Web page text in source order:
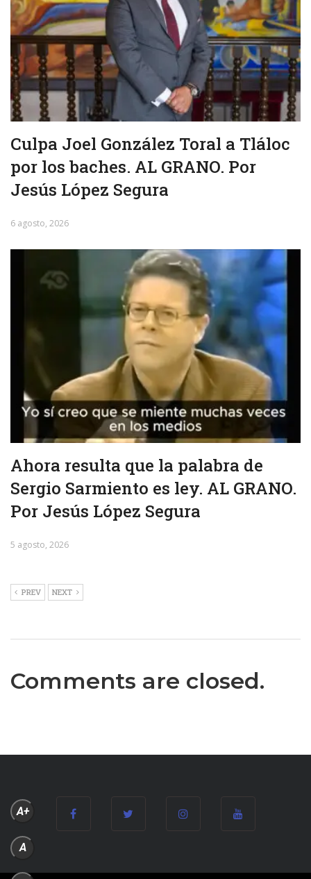
Culpa Joel González Toral a Tláloc
por los baches. AL GRANO. Por
Jesús López Segura
6 agosto, 2026
Ahora resulta que la palabra de
Sergio Sarmiento es ley. AL GRANO.
Por Jesús López Segura
5 agosto, 2026
PREV NEXT
Comments are closed.
A+
A